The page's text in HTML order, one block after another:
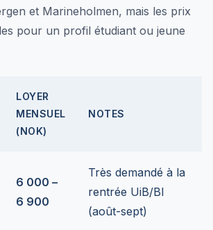
et Marineholmen, mais les prix
pour un profil étudiant ou jeune
LOYER
MENSUEL
(NOK)
NOTES
6 000 –
6 900
Très demandé à la
rentrée UiB/BI
(août-sept)